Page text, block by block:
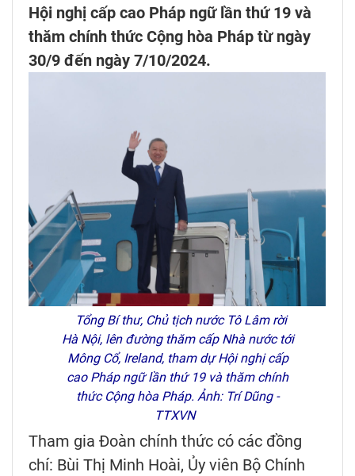
Hội nghị cấp cao Pháp ngữ lần thứ 19 và
thăm chính thức Cộng hòa Pháp từ ngày
30/9 đến ngày 7/10/2024.
Tổng Bí thư, Chủ tịch nước Tô Lâm rời
Hà Nội, lên đường thăm cấp Nhà nước tới
Mông Cổ, Ireland, tham dự Hội nghị cấp
cao Pháp ngữ lần thứ 19 và thăm chính
thức Cộng hòa Pháp. Ảnh: Trí Dũng -
TTXVN
Tham gia Đoàn chính thức có các đồng
chí: Bùi Thị Minh Hoài, Ủy viên Bộ Chính